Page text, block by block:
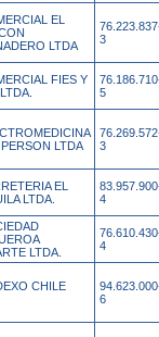
EL
LTDA
3
FIES Y
5
LTDA
3
EL
LTDA.
4
LTDA.
4
CHILE
6